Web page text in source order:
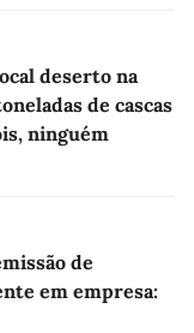
deserto na
de cascas
ninguém
de
em empresa: